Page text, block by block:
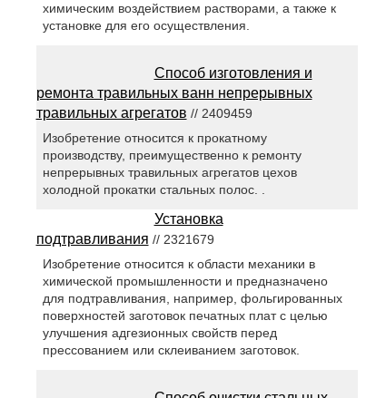
химическим воздействием растворами, а также к
установке для его осуществления.
Способ изготовления и
ремонта травильных ванн непрерывных
травильных агрегатов // 2409459
Изобретение относится к прокатному
производству, преимущественно к ремонту
непрерывных травильных агрегатов цехов
холодной прокатки стальных полос. .
Установка
подтравливания // 2321679
Изобретение относится к области механики в
химической промышленности и предназначено
для подтравливания, например, фольгированных
поверхностей заготовок печатных плат с целью
улучшения адгезионных свойств перед
прессованием или склеиванием заготовок.